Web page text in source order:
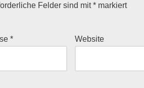
Felder sind mit* markiert
* Website